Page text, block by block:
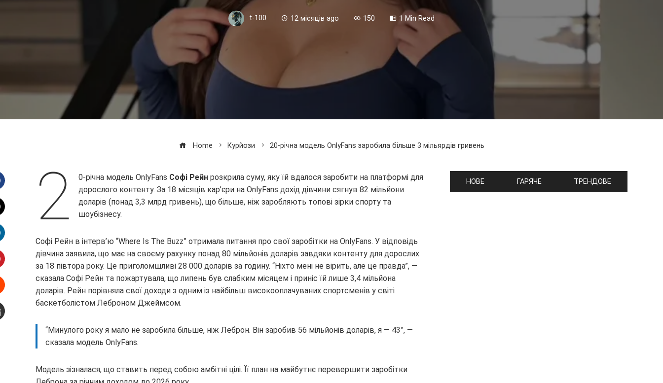
t-100 12 місяців ago 150 1 Min Read
Home Курйози 20-річна модель OnlyFans заробила більше 3 мільярдів гривень
2 0-річна модель OnlyFans Софі Рейн розкрила суму, яку їй вдалося заробити на платформі для
дорослого контенту. За 18 місяців кар’єри на OnlyFans дохід дівчини сягнув 82 мільйони
доларів (понад 3,3 млрд гривень), що більше, ніж заробляють топові зірки спорту та
шоубізнесу.
Софі Рейн в інтерв’ю “Where Is The Buzz” отримала питання про свої заробітки на OnlyFans. У відповідь
дівчина заявила, що має на своєму рахунку понад 80 мільйонів доларів завдяки контенту для дорослих
за 18 півтора року. Це приголомшливі 28 000 доларів за годину. “Ніхто мені не вірить, але це правда”, —
сказала Софі Рейн та пожартувала, що липень був слабким місяцем і приніс їй лише 3,4 мільйона
доларів. Рейн порівняла свої доходи з одним із найбільш високооплачуваних спортсменів у світі
баскетболістом Леброном Джеймсом.
“Минулого року я мало не заробила більше, ніж Леброн. Він заробив 56 мільйонів доларів, я — 43”, —
сказала модель OnlyFans.
Модель зізналася, що ставить перед собою амбітні цілі. Її план на майбутнє перевершити заробітки
НОВЕ ГАРЯЧЕ ТРЕНДОВЕ